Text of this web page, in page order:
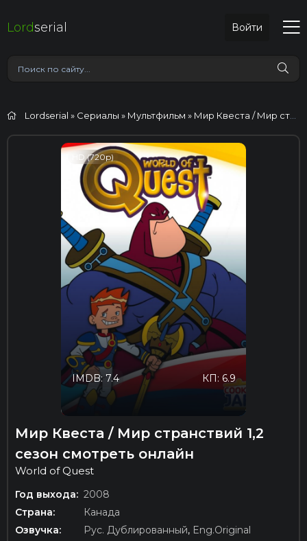
Lordserial Войти
Lordserial » Сериалы » Мультфильм » Мир Квеста / Мир странствий
HD (720p)
КП: 6.9
IMDB: 7.4
Мир Квеста / Мир странствий 1,2
сезон смотреть онлайн
World of Quest
Год выхода: 2008
Страна:
Канада
Озвучка:
Рус. Дублированный, Eng.Original